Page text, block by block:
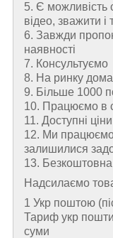
5. Є можливість
відео, зважити і
6. Завжди
наявності
7. Консультуємо
8. На ринку
9. Більше 1000
10. Працюємо в
11. Доступні
12. Ми
залишилися
13. Безкоштовна
Надсилаємо
1 Укр поштою
Тариф укр пошти
суми